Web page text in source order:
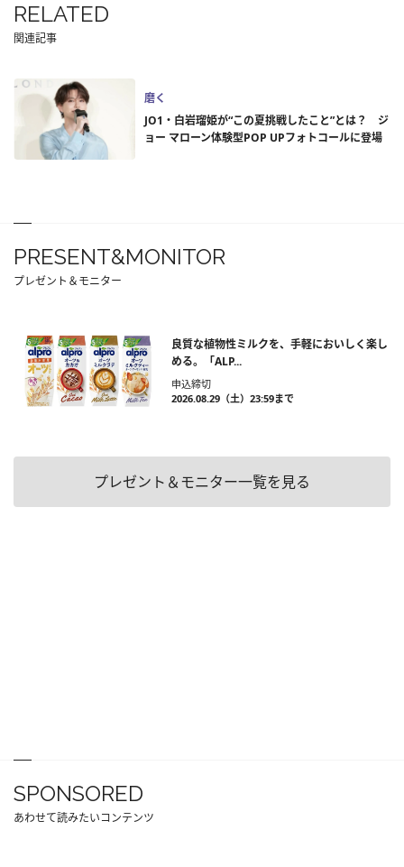
RELATED
関連記事
磨く
JO1・白岩瑠姫が“この夏挑戦したこと”とは？ ジ
ョー マローン体験型POP UPフォトコールに登場
PRESENT&MONITOR
プレゼント＆モニター
良質な植物性ミルクを、手軽においしく楽し
める。「ALP...
申込締切
2026.08.29（土）23:59まで
プレゼント＆モニター一覧を見る
SPONSORED
あわせて読みたいコンテンツ